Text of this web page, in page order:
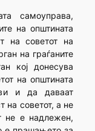
самоуправа,
на општината
на советот на
на граѓаните
кој донесува
на општината
и да даваат
на советот, а не
не е надлежен,